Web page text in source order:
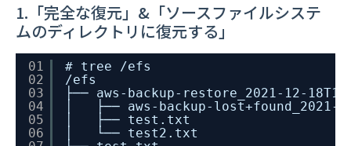
1.「完全な復元」&「ソースファイルシステ
ムのディレクトリに復元する」
01
02
03
04
05
06
# tree /efs
/efs
├── aws-backup-restore_2021-12-
│   ├── aws-backup-lost+found_2021-
│   ├── test.txt
│   └── test2.txt